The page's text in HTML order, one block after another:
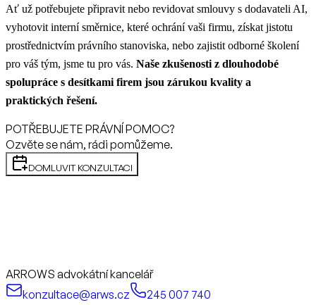
Ať už potřebujete připravit nebo revidovat smlouvy s dodavateli AI,
vyhotovit interní směrnice, které ochrání vaši firmu, získat jistotu
prostřednictvím právního stanoviska, nebo zajistit odborné školení
pro váš tým, jsme tu pro vás. Naše zkušenosti z dlouhodobé
spolupráce s desítkami firem jsou zárukou kvality a
praktických řešení.
POTŘEBUJETE PRÁVNÍ POMOC?
Ozvěte se nám, rádi pomůžeme.
DOMLUVIT KONZULTACI
ARROWS advokátní kancelář
konzultace@arws.cz
245 007 740